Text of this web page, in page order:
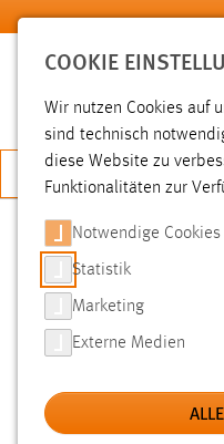
Zum Hauptinhalt springen
JETZT
SUCHE
FILTER
Typ
COOKIE
Wir nutzen Cookies auf
sind technisch
diese Website zu
Funktionalitäten zur
Notwendige Cookies
Statistik
Marketing
Externe Medien